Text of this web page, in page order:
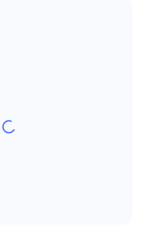
Networks 担任系统管理员。之后
交易平台程序代码为基础，着手开